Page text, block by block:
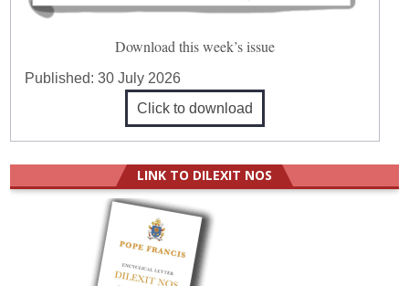
Download this week’s issue
Published:30 July 2026
Click to download
LINK TO DILEXIT NOS